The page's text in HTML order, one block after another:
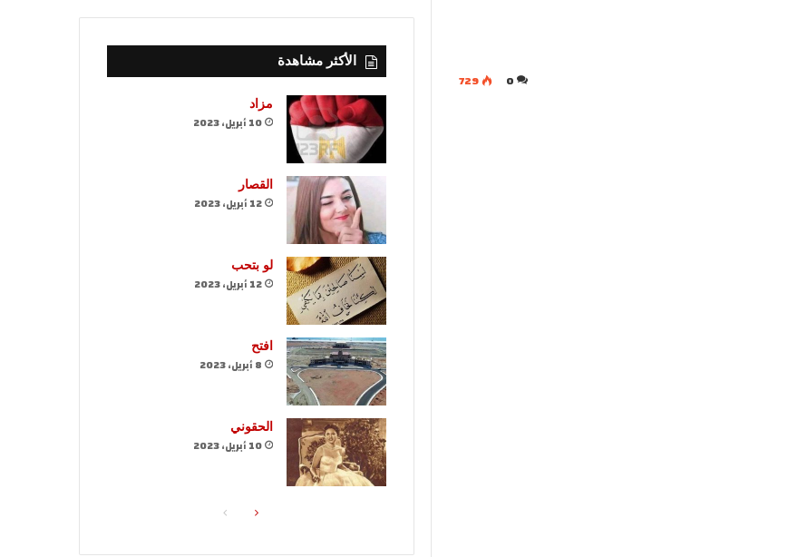
0
729
الأكثر مشاهدة
مزاد
10 أبريل، 2023
القصار
12 أبريل، 2023
لو بتحب
12 أبريل، 2023
افتح
8 أبريل، 2023
الحقوني
10 أبريل، 2023
الصفحةالصفحة